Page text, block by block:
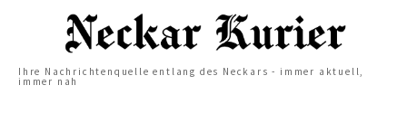
Ihre Nachrichtenquelle entlang des Neckars - immer aktuell,
immer nah